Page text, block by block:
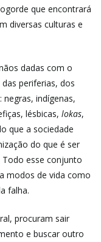
que encontrará
diversas culturas e
dadas com o
periferias, dos
indígenas,
lésbicas, lokas,
que a sociedade
do que é ser
Todo esse conjunto
modos de vida como
falha.
procuram sair
e buscar outro